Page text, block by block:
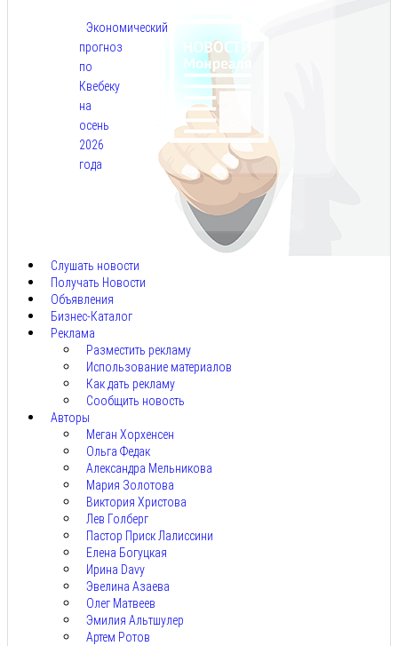
Экономический
прогноз
по
Квебеку
на
осень
2026
года
Слушать новости
Получать Новости
Объявления
Бизнес-Каталог
Реклама
Разместить рекламу
Использование материалов
Как дать рекламу
Сообщить новость
Авторы
Меган Хорхенсен
Ольга Федак
Александра Мельникова
Мария Золотова
Виктория Христова
Лев Голберг
Пастор Приск Лалиссини
Елена Богуцкая
Ирина Davy
Эвелина Азаева
Олег Матвеев
Эмилия Альтшулер
Артем Ротов